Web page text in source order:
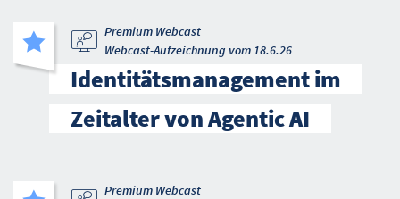
Premium Webcast
Webcast-Aufzeichnung vom 18.6.26
Identitätsmanagement im
Zeitalter von Agentic AI
Premium Webcast